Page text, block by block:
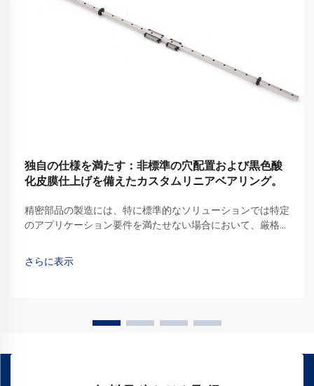
独自の仕様を満たす：非標準の穴配置および黒色酸
化皮膜仕上げを備えたカスタムリニアベアリング。
精密部品の製造には、特に標準的なソリューションでは特定
のアプリケーション要件を満たせない場合において、厳格な
成を必要とする産業において、重要なコンポーネントとして
登場しています…
さらに表示